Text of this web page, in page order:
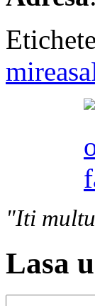
mireasa
"Iti
Lasa